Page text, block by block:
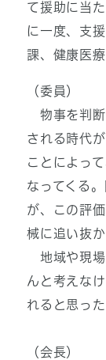
て援助に当
に一度、支
課、健康医
（委員）
物事を判断
される時代
ことによっ
なってくる
が、この評
械に追い抜
地域や現場
んと考えな
れると思った
（会長）